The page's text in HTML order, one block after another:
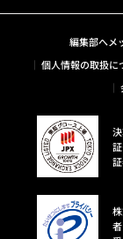
編集部へメ
個人情報の取扱に